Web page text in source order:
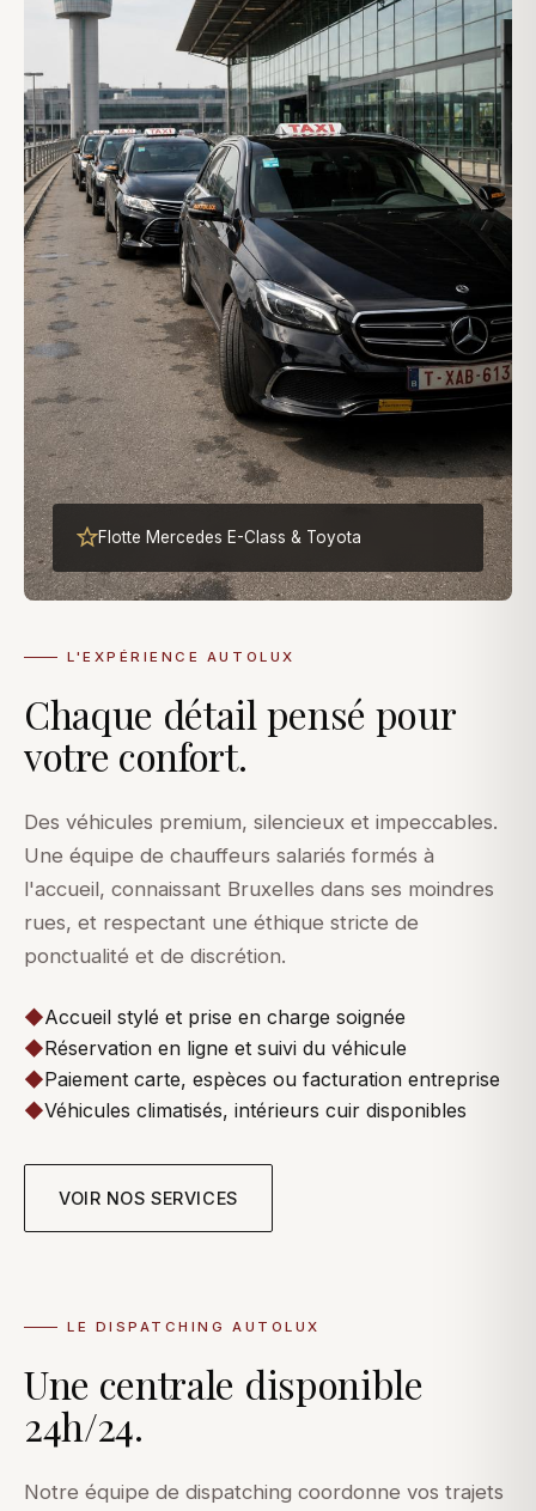
Flotte Mercedes E-Class & Toyota
L'EXPÉRIENCE AUTOLUX
Chaque détail pensé pour
votre confort.
Des véhicules premium, silencieux et impeccables.
Une équipe de chauffeurs salariés formés à
l'accueil, connaissant Bruxelles dans ses moindres
rues, et respectant une éthique stricte de
ponctualité et de discrétion.
◆Accueil stylé et prise en charge soignée
◆Réservation en ligne et suivi du véhicule
◆Paiement carte, espèces ou facturation entreprise
◆Véhicules climatisés, intérieurs cuir disponibles
VOIR NOS SERVICES
LE DISPATCHING AUTOLUX
Une centrale disponible
24h/24.
Notre équipe de dispatching coordonne vos trajets